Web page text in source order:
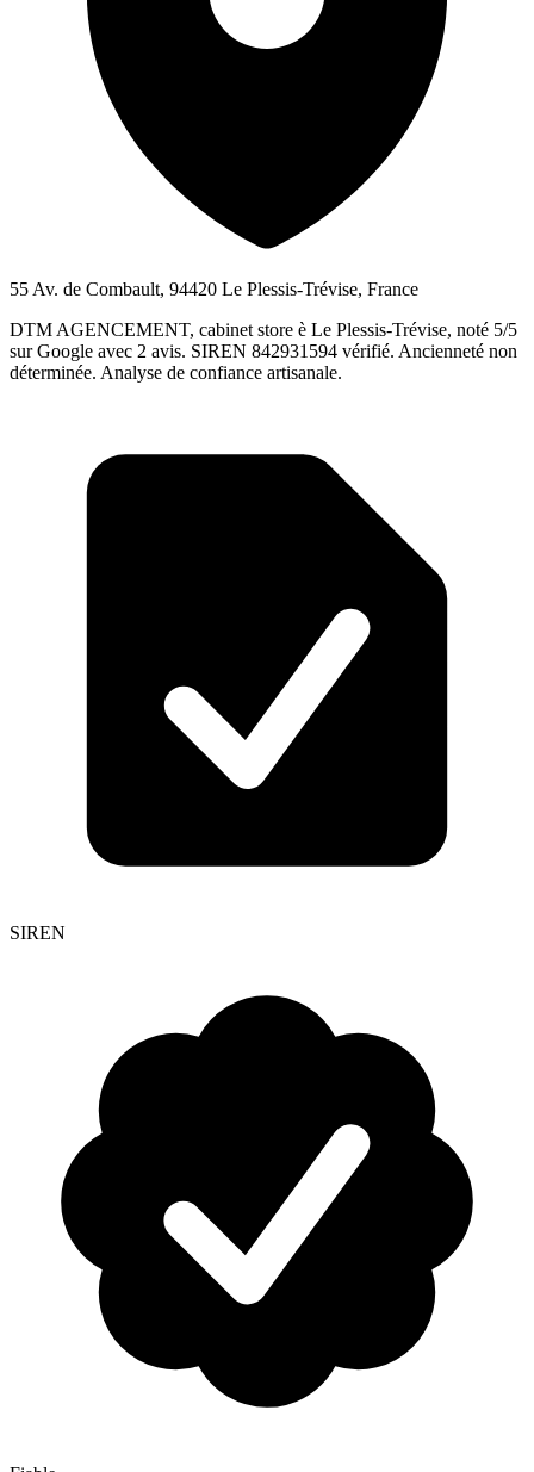
55 Av. de Combault, 94420 Le Plessis-Trévise, France
DTM AGENCEMENT, cabinet store è Le Plessis-Trévise, noté 5/5
sur Google avec 2 avis. SIREN 842931594 vérifié. Ancienneté non
déterminée. Analyse de confiance artisanale.
SIREN